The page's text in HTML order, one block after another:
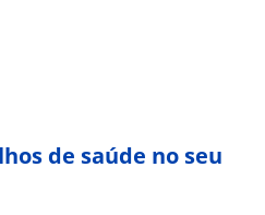
de saúde no seu